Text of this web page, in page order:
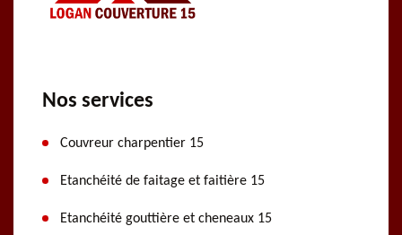
Nos services
Couvreur charpentier 15
Etanchéité de faitage et faitière 15
Etanchéité gouttière et cheneaux 15